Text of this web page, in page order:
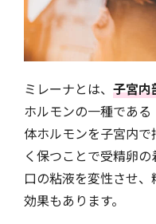
ミレーナとは、 子宮内
ホルモンの一種であ
体ホルモンを子宮内
く保つことで受精卵
口の粘液を変性させ
効果もあります。